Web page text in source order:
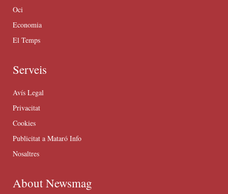
Oci
Economia
El Temps
Serveis
Avís Legal
Privacitat
Cookies
Publicitat a Mataró Info
Nosaltres
About Newsmag